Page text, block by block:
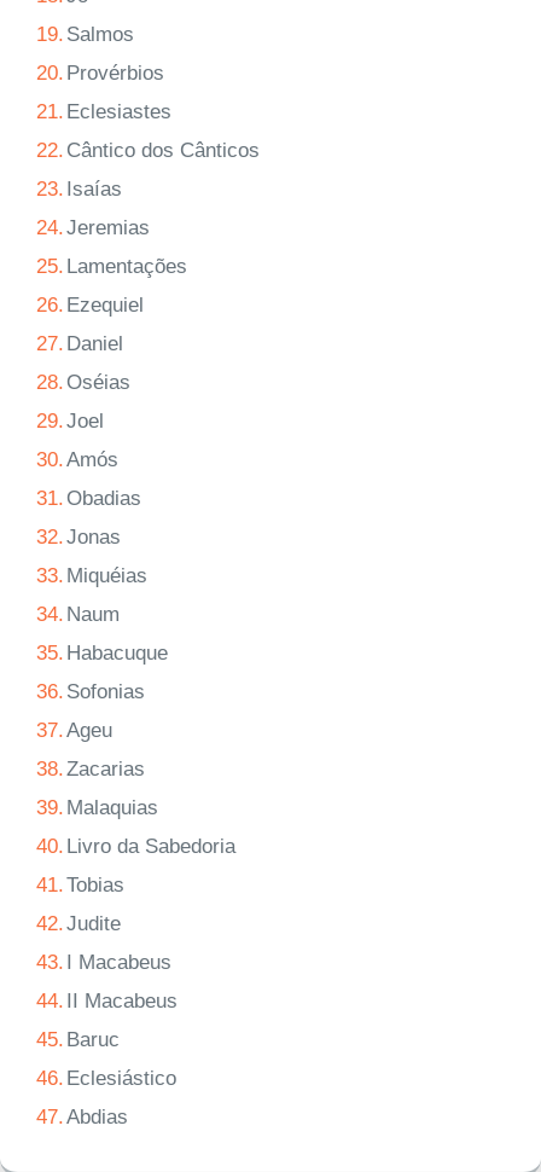
19. Salmos
20. Provérbios
21. Eclesiastes
22. Cântico dos Cânticos
23. Isaías
24.Jeremias
25. Lamentações
26. Ezequiel
27. Daniel
28. Oséias
29.Joel
30.Amós
31. Obadias
32.Jonas
33. Miquéias
34. Naum
35. Habacuque
36. Sofonias
37.Ageu
38.Zacarias
39. Malaquias
40. Livro da Sabedoria
41.Tobias
42.Judite
43. I Macabeus
44. II Macabeus
45. Baruc
46. Eclesiástico
47.Abdias